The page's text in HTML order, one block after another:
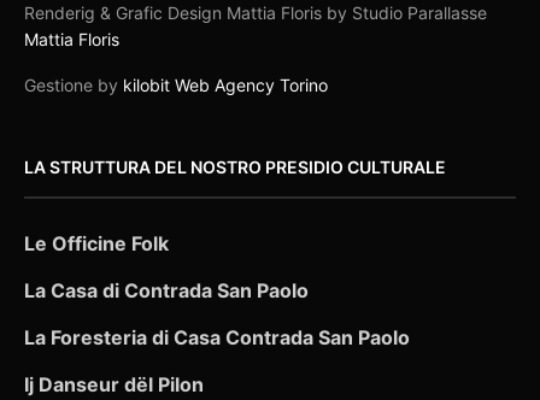
Renderig & Grafic Design Mattia Floris by Studio Parallasse
Mattia Floris
Gestione by kilobit Web Agency Torino
LA STRUTTURA DEL NOSTRO PRESIDIO CULTURALE
Le Officine Folk
La Casa di Contrada San Paolo
La Foresteria di Casa Contrada San Paolo
Ij Danseur dël Pilon